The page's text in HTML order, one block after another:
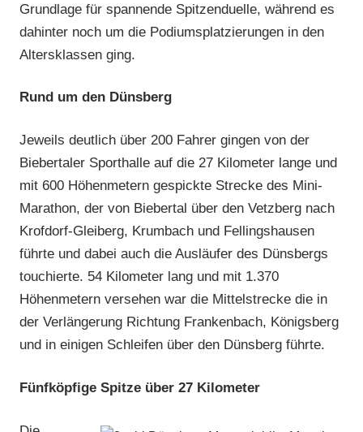
Grundlage für spannende Spitzenduelle, während es
dahinter noch um die Podiumsplatzierungen in den
Altersklassen ging.
Rund um den Dünsberg
Jeweils deutlich über 200 Fahrer gingen von der
Biebertaler Sporthalle auf die 27 Kilometer lange und
mit 600 Höhenmetern gespickte Strecke des Mini-
Marathon, der von Biebertal über den Vetzberg nach
Krofdorf-Gleiberg, Krumbach und Fellingshausen
führte und dabei auch die Ausläufer des Dünsbergs
touchierte. 54 Kilometer lang und mit 1.370
Höhenmetern versehen war die Mittelstrecke die in
der Verlängerung Richtung Frankenbach, Königsberg
und in einigen Schleifen über den Dünsberg führte.
Fünfköpfige Spitze über 27 Kilometer